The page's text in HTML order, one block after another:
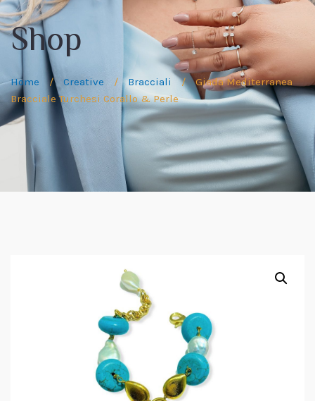
Shop
Home / Creative / Bracciali / Giada Mediterranea
Bracciale Turchesi Corallo & Perle